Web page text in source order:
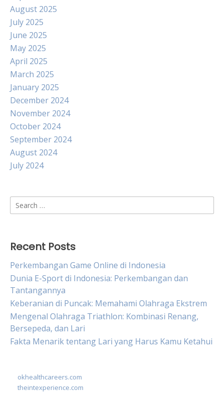
August 2025
July 2025
June 2025
May 2025
April 2025
March 2025
January 2025
December 2024
November 2024
October 2024
September 2024
August 2024
July 2024
Search
for:
Recent Posts
Perkembangan Game Online di Indonesia
Dunia E-Sport di Indonesia: Perkembangan dan
Tantangannya
Keberanian di Puncak: Memahami Olahraga Ekstrem
Mengenal Olahraga Triathlon: Kombinasi Renang,
Bersepeda, dan Lari
Fakta Menarik tentang Lari yang Harus Kamu Ketahui
okhealthcareers.com
theintexperience.com